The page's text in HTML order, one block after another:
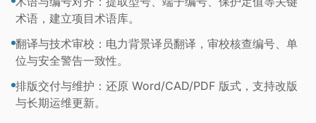
术语，建立项目术语库。
翻译与技术审校：电力背景译员翻译，审校核查编号、单
位与安全警告一致性。
排版交付与维护：还原 Word/CAD/PDF 版式，支持改版
与长期运维更新。